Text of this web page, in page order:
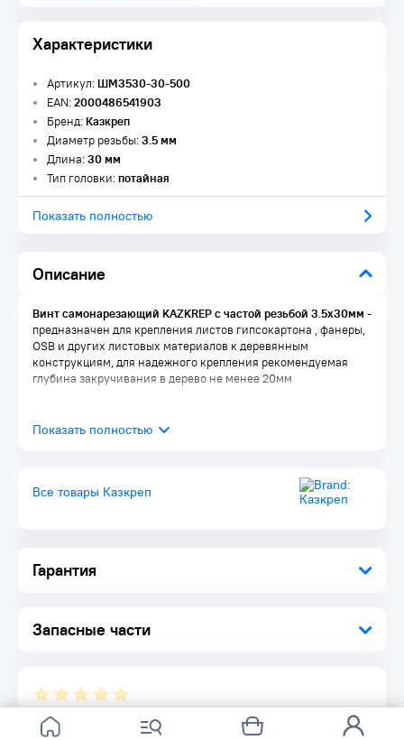
Характеристики
Описание
Гарантия
Запасные части
Артикул:ШМ3530-30-500
EAN:2000486541903
Бренд:Казкреп
Диаметр резьбы:3.5 мм
Длина:30 мм
Тип головки:потайная
Показать полностью
Винт самонарезающий KAZKREP с частой резьбой 3.5х30мм -
предназначен для крепления листов гипсокартона , фанеры,
OSB и других листовых материалов к деревянным
конструкциям, для надежного крепления рекомендуемая
глубина закручивания в дерево не менее 20мм
Все товары Казкреп
Отзывов ещё нет.